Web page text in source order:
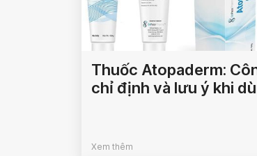
Thuốc Atopaderm:
chỉ định và lưu ý khi
Xem thêm